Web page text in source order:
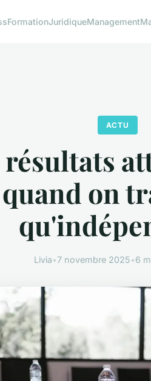
FormationJuridiqueManagement
ACTU
on
Livia•7 novembre 2025•6